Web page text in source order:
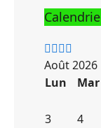
Année
précédente
Mois
précédent
Année
suivante
Mois
suivant
Août 2026
Lun
Mar
3
4